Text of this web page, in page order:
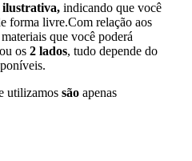
ilustrativa, indicando que você
forma livre.Com relação aos
que você poderá
ou os 2 lados, tudo depende do
utilizamos são apenas